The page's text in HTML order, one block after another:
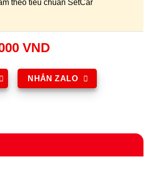
theo tiêu chuẩn SetCar
VND
NHẮN ZALO